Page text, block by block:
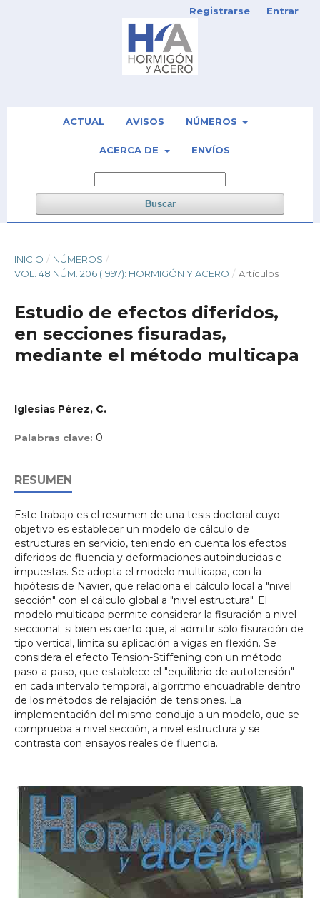
ACTUAL AVISOS NÚMEROS
ACERCA DE ENVÍOS
Buscar
Registrarse Entrar
INICIO / NÚMEROS /
VOL. 48 NÚM. 206 (1997): HORMIGÓN Y ACERO / Artículos
Estudio de efectos diferidos,
en secciones fisuradas,
mediante el método multicapa
Iglesias Pérez, C.
Palabras clave: 0
RESUMEN
Este trabajo es el resumen de una tesis doctoral cuyo
objetivo es establecer un modelo de cálculo de
estructuras en servicio, teniendo en cuenta los efectos
diferidos de fluencia y deformaciones autoinducidas e
impuestas. Se adopta el modelo multicapa, con la
hipótesis de Navier, que relaciona el cálculo local a "nivel
sección" con el cálculo global a "nivel estructura". El
modelo multicapa permite considerar la fisuración a nivel
seccional; si bien es cierto que, al admitir sólo fisuración de
tipo vertical, limita su aplicación a vigas en flexión. Se
considera el efecto Tension-Stiffening con un método
paso-a-paso, que establece el "equilibrio de autotensión"
en cada intervalo temporal, algoritmo encuadrable dentro
de los métodos de relajación de tensiones. La
implementación del mismo condujo a un modelo, que se
comprueba a nivel sección, a nivel estructura y se
contrasta con ensayos reales de fluencia.